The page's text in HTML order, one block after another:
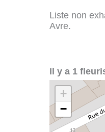
Liste non
Avre.
Il y a 1
+
−